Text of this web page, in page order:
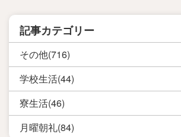
記事カテゴリー
その他(716)
学校生活(44)
寮生活(46)
月曜朝礼(84)